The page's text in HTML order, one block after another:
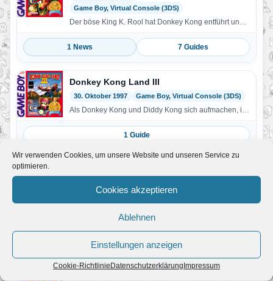
Wir verwenden Cookies, um unsere Website und unseren Service zu
optimieren.
Cookies akzeptieren
Ablehnen
Einstellungen anzeigen
Cookie-Richtlinie Datenschutzerklärung Impressum
Game Boy, Virtual Console (3DS)
Der böse King K. Rool hat Donkey Kong entführt und
1 News
7 Guides
Donkey Kong Land III
30. Oktober 1997 Game Boy, Virtual Console (3DS)
Als Donkey Kong und Diddy Kong sich aufmachen, ihr
1 Guide
3 News
Game & Watch Gallery
(UK) 28. August 1997 Game Boy